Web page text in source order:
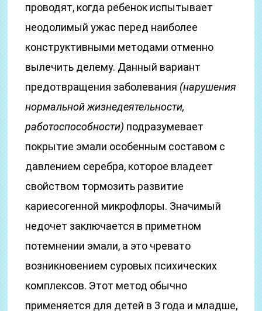
проводят, когда ребенок испытывает
неодолимый ужас перед наиболее
конструктивными методами отменно
вылечить делему. Данный вариант
предотвращения заболевания (нарушения
нормальной жизнедеятельности,
работоспособности) подразумевает
покрытие эмали особенным составом с
давлением серебра, которое владеет
свойством тормозить развитие
кариесогенной микрофлоры. Значимый
недочет заключается в приметном
потемнении эмали, а это чревато
возникновением суровых психических
комплексов. Этот метод обычно
применяется для детей в 3 года и младше,